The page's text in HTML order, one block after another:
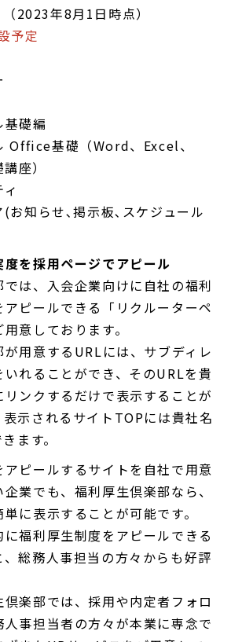
（2023年8月1日時点）
予定
基礎編
Office基礎（Word、Excel、
座）
知らせ､掲示板､スケジュール
を採用ページでアピール
は、入会企業向けに自社の福利
ピールできる「リクルーターペ
意しております。
用意するURLには、サブディレ
れることができ、そのURLを貴
ンクするだけで表示することが
示されるサイトTOPには貴社名
ます。
ピールするサイトを自社で用意
業でも、福利厚生倶楽部なら、
に表示することが可能です。
に福利厚生制度をアピールできる
総務人事担当の方々からも好評
楽部では、採用や内定者フォロ
事担当者の方々が本業に専念で